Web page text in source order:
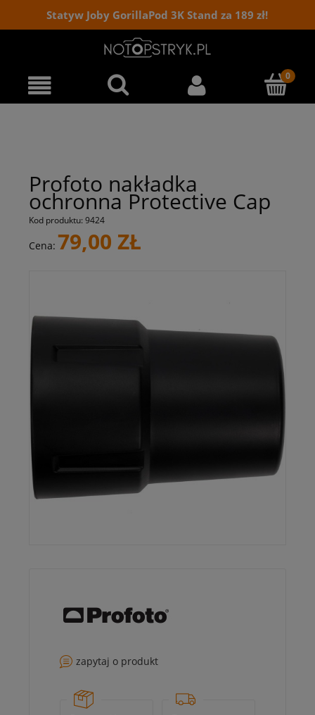
Statyw Joby GorillaPod 3K Stand za 189 zł!
Profoto nakładka
ochronna Protective Cap
Kod produktu: 9424
Cena: 79,00 ZŁ
zapytaj o produkt